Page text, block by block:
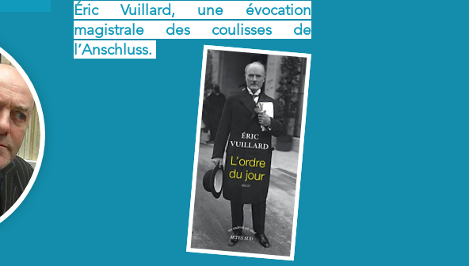
Éric Vuillard, une évocation
magistrale des coulisses de
l’Anschluss.